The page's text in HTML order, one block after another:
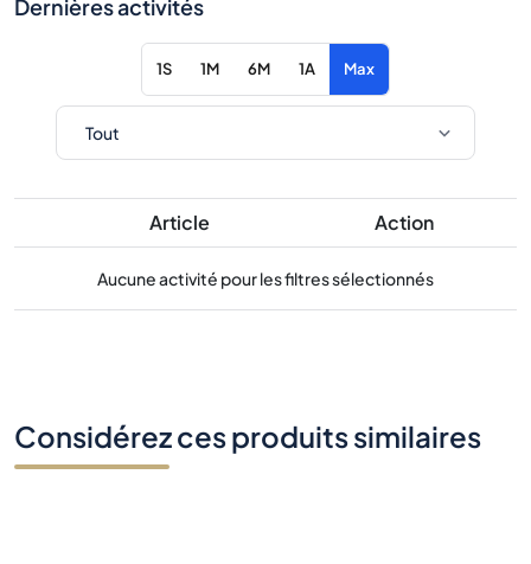
Dernières activités
1S 1M 6M 1A Max
Article Action
Aucune activité pour les filtres sélectionnés
Considérez ces produits similaires